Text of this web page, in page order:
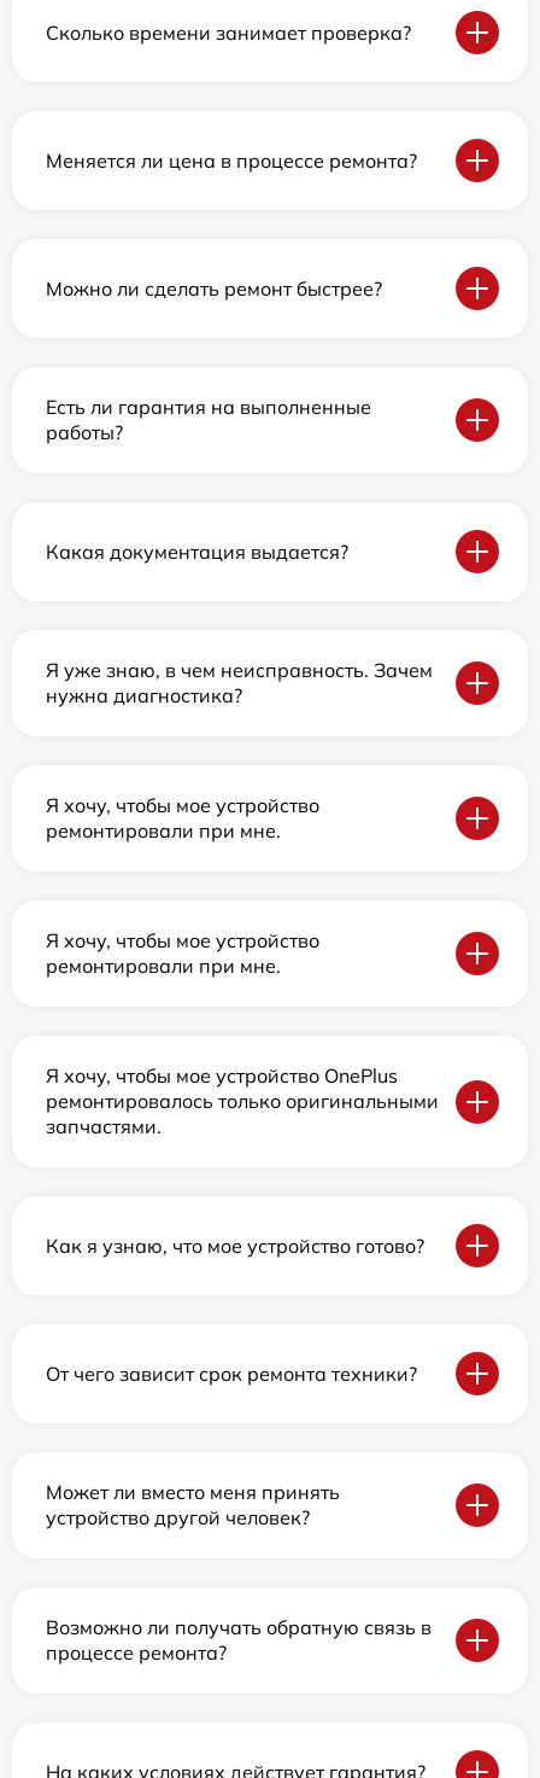
Сколько времени занимает проверка?
Меняется ли цена в процессе ремонта?
Можно ли сделать ремонт быстрее?
Есть ли гарантия на выполненные
работы?
Какая документация выдается?
Я уже знаю, в чем неисправность. Зачем
нужна диагностика?
Я хочу, чтобы мое устройство
ремонтировали при мне.
Я хочу, чтобы мое устройство
ремонтировали при мне.
Я хочу, чтобы мое устройство OnePlus
ремонтировалось только оригинальными
запчастями.
Как я узнаю, что мое устройство готово?
От чего зависит срок ремонта техники?
Может ли вместо меня принять
устройство другой человек?
Возможно ли получать обратную связь в
процессе ремонта?
На каких условиях действует гарантия?